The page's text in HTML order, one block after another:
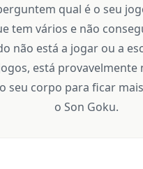
qual é o seu
tem vários e não
não está a jogar ou a
está provavelmente
seu corpo para ficar
o Son Goku.